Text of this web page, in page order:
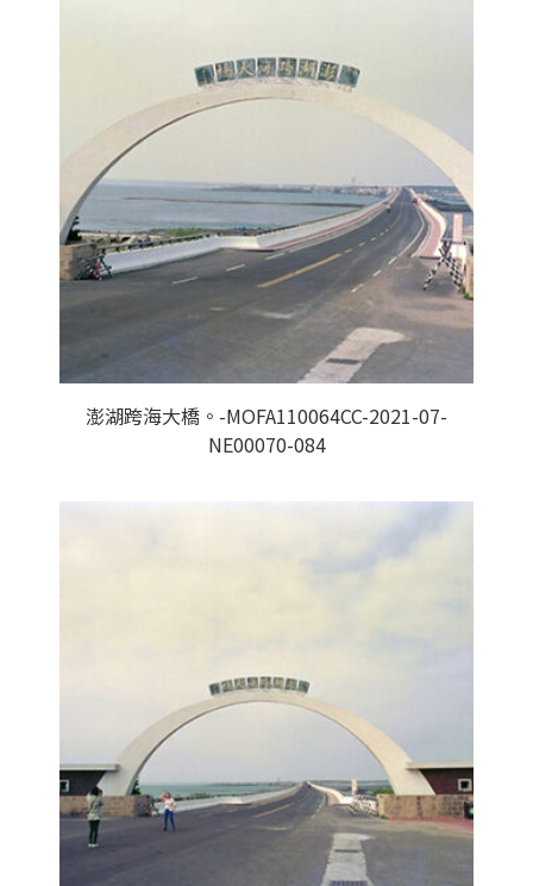
澎湖跨海大橋。-MOFA110064CC-2021-07-
NE00070-084